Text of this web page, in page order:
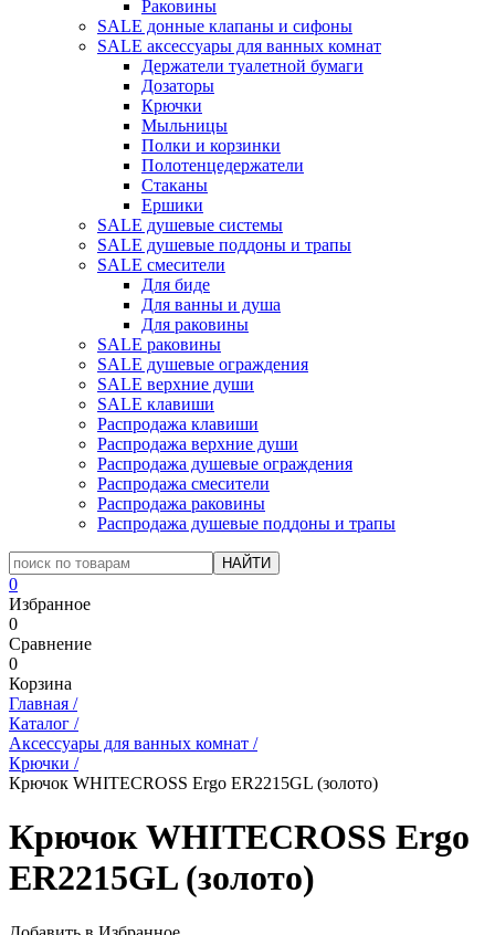
Раковины
SALE донные клапаны и сифоны
SALE аксессуары для ванных комнат
Держатели туалетной бумаги
Дозаторы
Крючки
Мыльницы
Полки и корзинки
Полотенцедержатели
Стаканы
Ершики
SALE душевые системы
SALE душевые поддоны и трапы
SALE смесители
Для биде
Для ванны и душа
Для раковины
SALE раковины
SALE душевые ограждения
SALE верхние души
SALE клавиши
Распродажа клавиши
Распродажа верхние души
Распродажа душевые ограждения
Распродажа смесители
Распродажа раковины
Распродажа душевые поддоны и трапы
0
Избранное
0
Сравнение
0
Корзина
Главная /
Каталог /
Аксессуары для ванных комнат /
Крючки /
Крючок WHITECROSS Ergo ER2215GL (золото)
Крючок WHITECROSS Ergo
ER2215GL (золото)